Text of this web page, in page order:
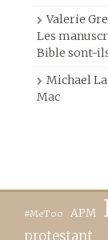
Valerie
Les
Bible sont-
Michael
Mac
#MeToo APM
protestant